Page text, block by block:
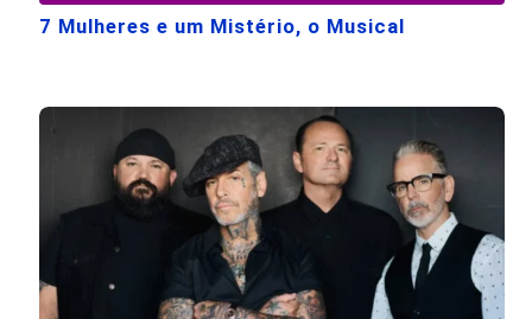
7 Mulheres e um Mistério, o Musical